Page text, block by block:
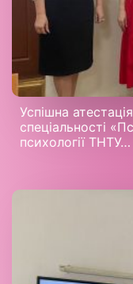
Успішна
спеціальності
психології ТНТУ…